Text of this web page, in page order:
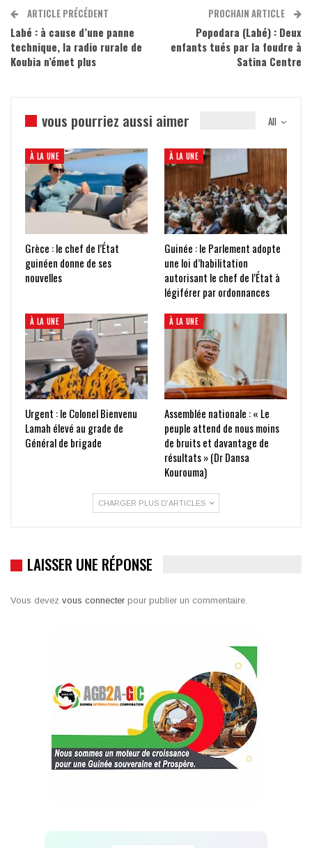
ARTICLE PRÉCÉDENT
Labé : à cause d’une panne
technique, la radio rurale de
Koubia n’émet plus
PROCHAIN ARTICLE
Popodara (Labé) : Deux
enfants tués par la foudre à
Satina Centre
All
vous pourriez aussi aimer
À LA UNE
Grèce : le chef de l’État
guinéen donne de ses
nouvelles
À LA UNE
Guinée : le Parlement adopte
une loi d’habilitation
autorisant le chef de l’État à
légiférer par ordonnances
À LA UNE
Urgent : le Colonel Bienvenu
Lamah élevé au grade de
Général de brigade
À LA UNE
Assemblée nationale : « Le
peuple attend de nous moins
de bruits et davantage de
résultats » (Dr Dansa
Kourouma)
CHARGER PLUS D'ARTICLES
LAISSER UNE RÉPONSE
Vous devez vous connecter pour publier un commentaire.